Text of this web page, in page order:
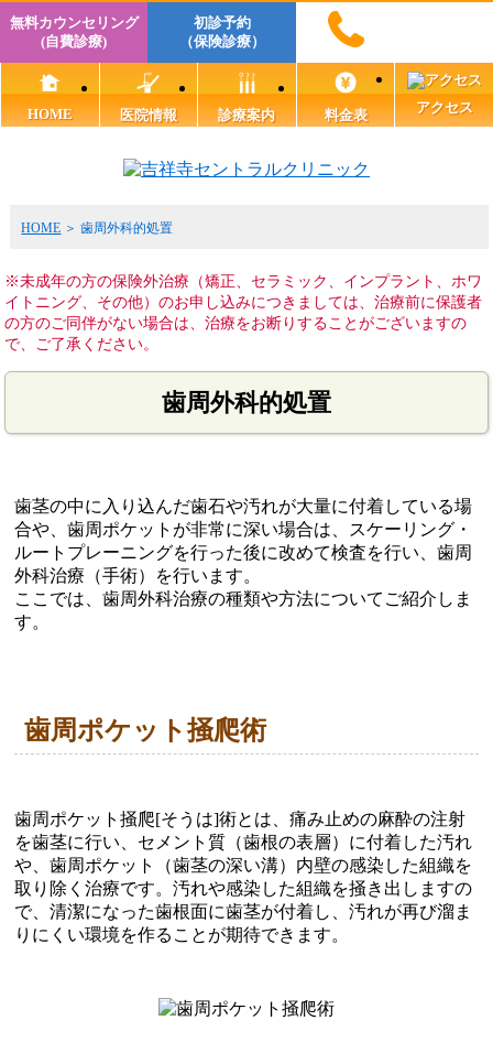
無料カウンセリング
(自費診療)
初診予約
（保険診療）
HOME 医院情報 診療案内 料金表 アクセス
HOME 歯周外科的処置
※未成年の方の保険外治療（矯正、セラミック、インプラント、ホワ
イトニング、その他）のお申し込みにつきましては、治療前に保護者
の方のご同伴がない場合は、治療をお断りすることがございますの
で、ご了承ください。
歯周外科的処置
歯茎の中に入り込んだ歯石や汚れが大量に付着している場
合や、歯周ポケットが非常に深い場合は、スケーリング・
ルートプレーニングを行った後に改めて検査を行い、歯周
外科治療（手術）を行います。
ここでは、歯周外科治療の種類や方法についてご紹介しま
す。
歯周ポケット掻爬術
歯周ポケット掻爬[そうは]術とは、痛み止めの麻酔の注射
を歯茎に行い、セメント質（歯根の表層）に付着した汚れ
や、歯周ポケット（歯茎の深い溝）内壁の感染した組織を
取り除く治療です。汚れや感染した組織を掻き出しますの
で、清潔になった歯根面に歯茎が付着し、汚れが再び溜ま
りにくい環境を作ることが期待できます。